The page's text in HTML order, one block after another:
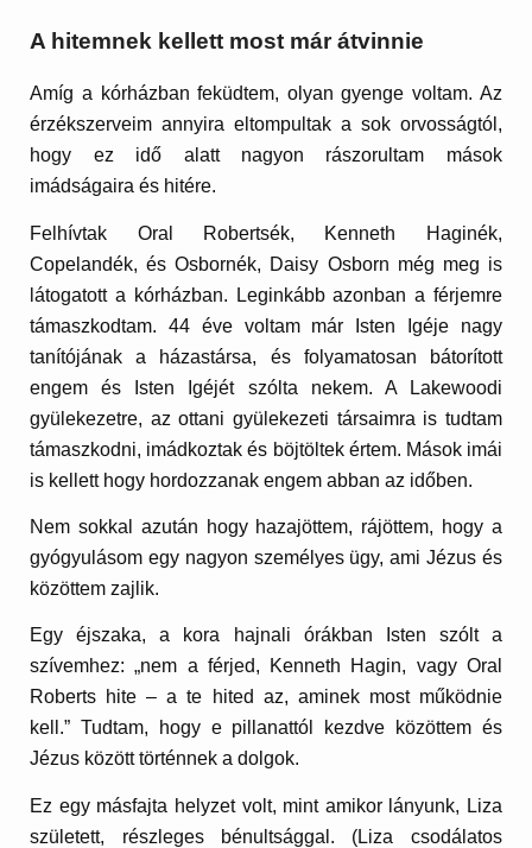
A hitemnek kellett most már átvinnie
Amíg a kórházban feküdtem, olyan gyenge voltam. Az
érzékszerveim annyira eltompultak a sok orvosságtól,
hogy ez idő alatt nagyon rászorultam mások
imádságaira és hitére.
Felhívtak Oral Robertsék, Kenneth Haginék,
Copelandék, és Osbornék, Daisy Osborn még meg is
látogatott a kórházban. Leginkább azonban a férjemre
támaszkodtam. 44 éve voltam már Isten Igéje nagy
tanítójának a házastársa, és folyamatosan bátorított
engem és Isten Igéjét szólta nekem. A Lakewoodi
gyülekezetre, az ottani gyülekezeti társaimra is tudtam
támaszkodni, imádkoztak és böjtöltek értem. Mások imái
is kellett hogy hordozzanak engem abban az időben.
Nem sokkal azután hogy hazajöttem, rájöttem, hogy a
gyógyulásom egy nagyon személyes ügy, ami Jézus és
közöttem zajlik.
Egy éjszaka, a kora hajnali órákban Isten szólt a
szívemhez: „nem a férjed, Kenneth Hagin, vagy Oral
Roberts hite – a te hited az, aminek most működnie
kell.” Tudtam, hogy e pillanattól kezdve közöttem és
Jézus között történnek a dolgok.
Ez egy másfajta helyzet volt, mint amikor lányunk, Liza
született, részleges bénultsággal. (Liza csodálatos